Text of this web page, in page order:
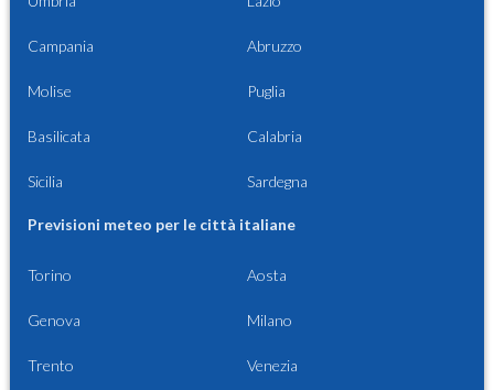
Campania Abruzzo
Molise Puglia
Basilicata Calabria
Sicilia Sardegna
Previsioni meteo per le città italiane
Torino Aosta
Genova Milano
Trento Venezia